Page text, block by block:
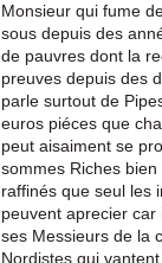
Monsieur qui fume
sous depuis des
de pauvres dont la
preuves depuis des
parle surtout de
euros piéces que
peut aisaiment se
sommes Riches
raffinés que seul les
peuvent aprecier car
ses Messieurs de la
Nordistes qui